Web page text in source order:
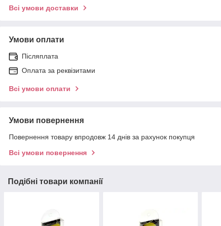
Всі умови доставки
Умови оплати
Післяплата
Оплата за реквізитами
Всі умови оплати
Умови повернення
Повернення товару впродовж 14 днів за рахунок покупця
Всі умови повернення
Подібні товари компанії